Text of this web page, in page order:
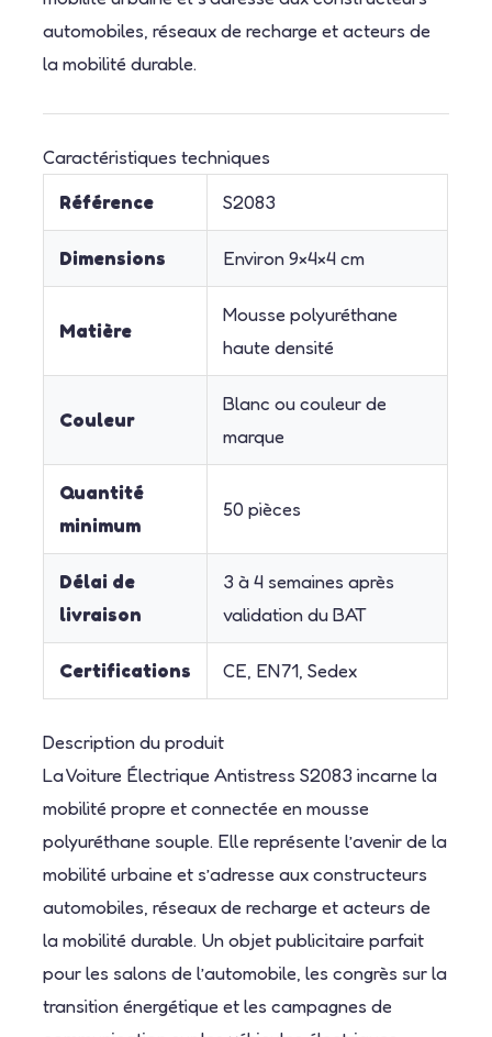
automobiles, réseaux de recharge et acteurs de
la mobilité durable.
Caractéristiques techniques
Référence
S2083
Dimensions Environ 9×4×4 cm
Matière
Mousse polyuréthane
haute densité
Couleur
Blanc ou couleur de
marque
Quantité
minimum
50 pièces
Délai de
livraison
3 à 4 semaines après
validation du BAT
Certifications CE, EN71, Sedex
Description du produit
La Voiture Électrique Antistress S2083 incarne la
mobilité propre et connectée en mousse
polyuréthane souple. Elle représente l’avenir de la
mobilité urbaine et s’adresse aux constructeurs
automobiles, réseaux de recharge et acteurs de
la mobilité durable. Un objet publicitaire parfait
pour les salons de l’automobile, les congrès sur la
transition énergétique et les campagnes de